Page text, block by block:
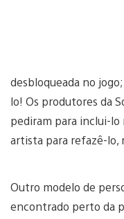
desbloqueada no
lo! Os produtores da
pediram para inclui-lo
artista para refazê-lo,
Outro modelo de
encontrado perto da